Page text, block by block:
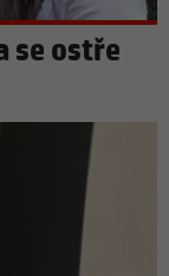
se ostře